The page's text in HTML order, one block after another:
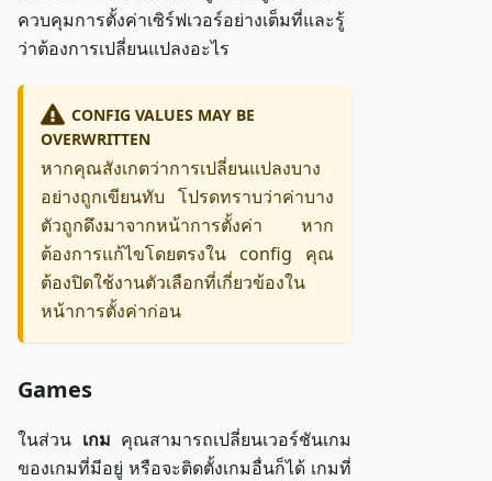
ควบคุมการตั้งค่าเซิร์ฟเวอร์อย่างเต็มที่และรู้
ว่าต้องการเปลี่ยนแปลงอะไร
CONFIG VALUES MAY BE
OVERWRITTEN
หากคุณสังเกตว่าการเปลี่ยนแปลงบาง
อย่างถูกเขียนทับ โปรดทราบว่าค่าบาง
ตัวถูกดึงมาจากหน้าการตั้งค่า หาก
ต้องการแก้ไขโดยตรงใน config คุณ
ต้องปิดใช้งานตัวเลือกที่เกี่ยวข้องใน
หน้าการตั้งค่าก่อน
Games
ในส่วน เกม คุณสามารถเปลี่ยนเวอร์ชันเกม
ของเกมที่มีอยู่ หรือจะติดตั้งเกมอื่นก็ได้ เกมที่